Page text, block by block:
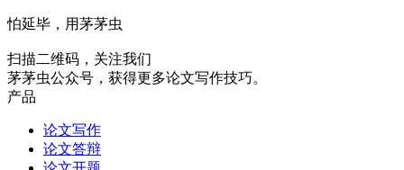
怕延毕，用茅茅虫
扫描二维码，关注我们
茅茅虫公众号，获得更多论文写作技巧。
产品
论文写作
论文答辩